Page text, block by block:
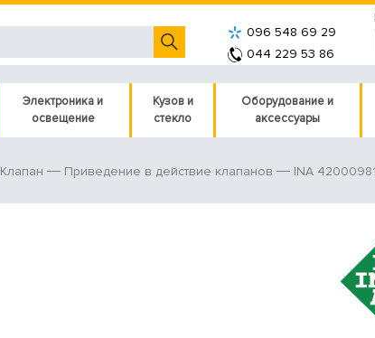
096 548 69 29
044 229 53 86
Электроника и
освещение
Кузов и
стекло
Оборудование и
аксессуары
Клапан Приведение в действие клапанов INA